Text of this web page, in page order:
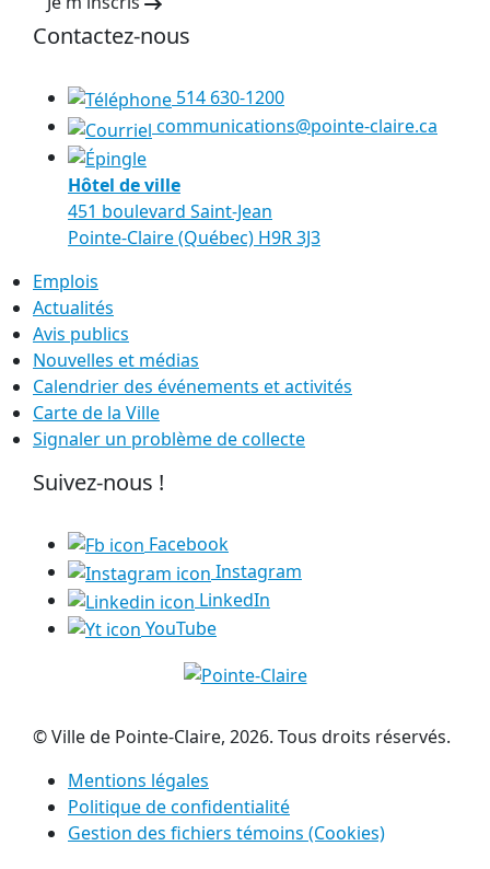
Emplois
Actualités
Avis publics
Nouvelles et médias
Calendrier des événements et activités
Carte de la Ville
Signaler un problème de collecte
Contactez-nous
514 630-1200
communications@pointe-claire.ca
Hôtel de ville
451 boulevard Saint-Jean
Pointe-Claire (Québec) H9R 3J3
Suivez-nous !
Facebook
Instagram
LinkedIn
YouTube
© Ville de Pointe-Claire, 2026. Tous droits réservés.
Mentions légales
Politique de confidentialité
Gestion des fichiers témoins (Cookies)